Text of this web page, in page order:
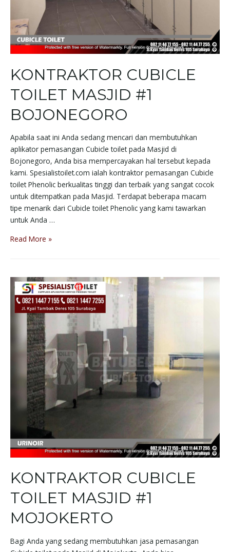
KONTRAKTOR CUBICLE
TOILET MASJID #1
BOJONEGORO
Apabila saat ini Anda sedang mencari dan membutuhkan
aplikator pemasangan Cubicle toilet pada Masjid di
Bojonegoro, Anda bisa mempercayakan hal tersebut kepada
kami. Spesialistoilet.com ialah kontraktor pemasangan Cubicle
toilet Phenolic berkualitas tinggi dan terbaik yang sangat cocok
untuk ditempatkan pada Masjid. Terdapat beberapa macam
tipe menarik dari Cubicle toilet Phenolic yang kami tawarkan
untuk Anda …
Read More »
KONTRAKTOR CUBICLE
TOILET MASJID #1
MOJOKERTO
Bagi Anda yang sedang membutuhkan jasa pemasangan